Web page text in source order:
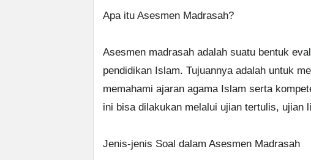
Apa itu Asesmen Madrasah?
Asesmen madrasah adalah suatu bentuk
pendidikan Islam. Tujuannya adalah untuk
memahami ajaran agama Islam serta
ini bisa dilakukan melalui ujian tertulis, ujian
Jenis-jenis Soal dalam Asesmen Madrasah